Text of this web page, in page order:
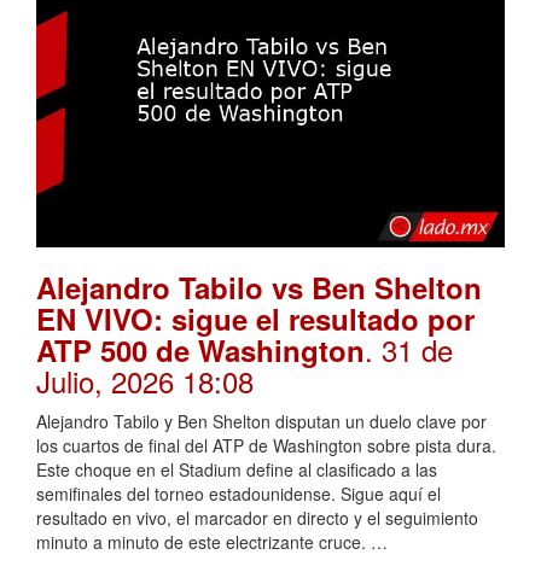
Alejandro Tabilo vs Ben Shelton
EN VIVO: sigue el resultado por
ATP 500 de Washington. 31 de
Julio, 2026 18:08
Alejandro Tabilo y Ben Shelton disputan un duelo clave por
los cuartos de final del ATP de Washington sobre pista dura.
Este choque en el Stadium define al clasificado a las
semifinales del torneo estadounidense. Sigue aquí el
resultado en vivo, el marcador en directo y el seguimiento
minuto a minuto de este electrizante cruce. …